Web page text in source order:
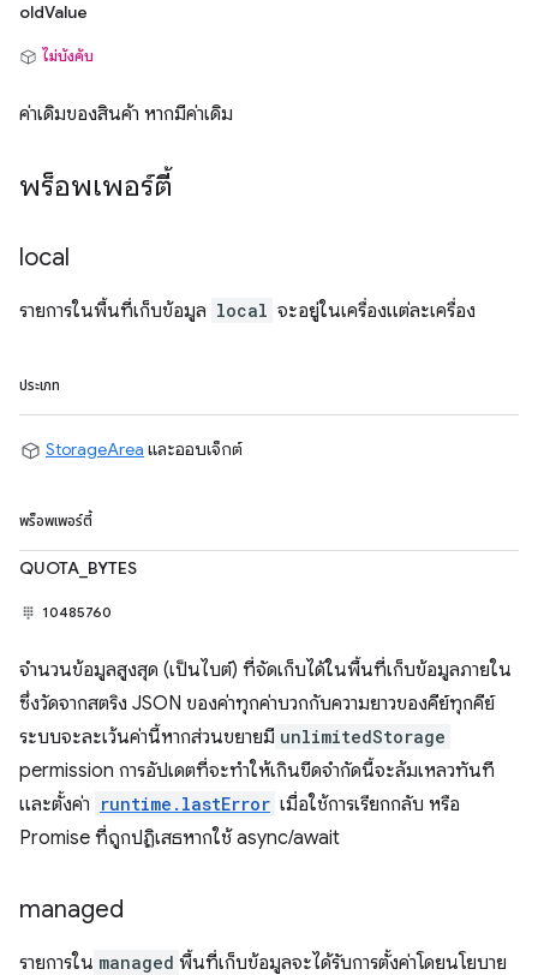
oldValue
ไม่บังคับ
ค่าเดิมของสินค้า หากมีค่าเดิม
พร็อพเพอร์ตี้
local
รายการในพื้นที่เก็บข้อมูล local จะอยู่ในเครื่องแต่ละเครื่อง
ประเภท
StorageArea และออบเจ็กต์
พร็อพเพอร์ตี้
QUOTA_BYTES
10485760
จำนวนข้อมูลสูงสุด (เป็นไบต์) ที่จัดเก็บได้ในพื้นที่เก็บข้อมูลภายใน
ซึ่งวัดจากสตริง JSON ของค่าทุกค่าบวกกับความยาวของคีย์ทุกคีย์
ระบบจะละเว้นค่านี้หากส่วนขยายมี unlimitedStorage
permission การอัปเดตที่จะทำให้เกินขีดจำกัดนี้จะล้มเหลวทันที
และตั้งค่า runtime.lastError เมื่อใช้การเรียกกลับ หรือ
Promise ที่ถูกปฏิเสธหากใช้ async/await
managed
รายการใน managed พื้นที่เก็บข้อมูลจะได้รับการตั้งค่าโดยนโยบาย